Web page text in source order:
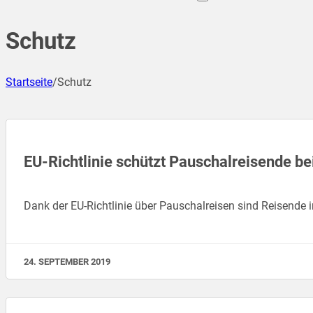
Schutz
Startseite/Schutz
EU-Richtlinie schützt Pauschalreisende
Dank der EU-Richtlinie über Pauschalreisen sind
24. SEPTEMBER 2019